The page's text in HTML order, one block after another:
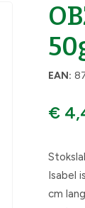
EAN:
€
Isabel
cm